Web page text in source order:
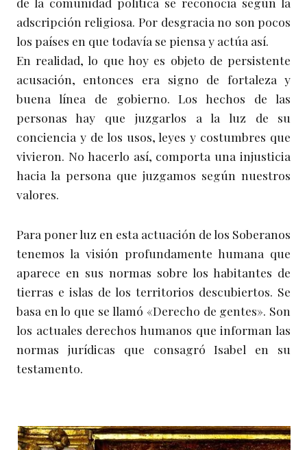
adscripción religiosa. Por desgracia no son pocos
los países en que todavía se piensa y actúa así.
En realidad, lo que hoy es objeto de persistente
acusación, entonces era signo de fortaleza y
buena línea de gobierno. Los hechos de las
personas hay que juzgarlos a la luz de su
conciencia y de los usos, leyes y costumbres que
vivieron. No hacerlo así, comporta una injusticia
hacia la persona que juzgamos según nuestros
valores.
Para poner luz en esta actuación de los Soberanos
tenemos la visión profundamente humana que
aparece en sus normas sobre los habitantes de
tierras e islas de los territorios descubiertos. Se
basa en lo que se llamó «Derecho de gentes». Son
los actuales derechos humanos que informan las
normas jurídicas que consagró Isabel en su
testamento.